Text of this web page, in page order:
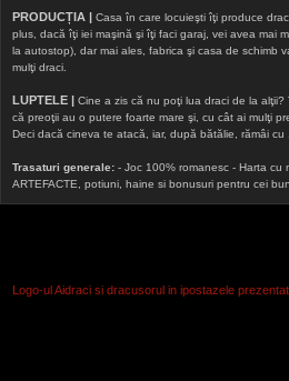
PRODUCȚIA | Casa în care locuieşti îţi produce
plus, dacă îţi iei maşină şi îţi faci garaj, vei avea mai
la autostop), dar mai ales, fabrica şi casa de schimb
mulţi draci.
LUPTELE | Cine a zis că nu poţi lua draci de la
că preoţii au o putere foarte mare şi, cu cât ai mulţi
Deci dacă cineva te atacă, iar, după bătălie, rămâi
Trasaturi generale: - Joc 100% romanesc - Harta cu
ARTEFACTE, potiuni, haine si bonusuri pentru cei
Logo-ul Aidraci si dracusorul in ipostazele